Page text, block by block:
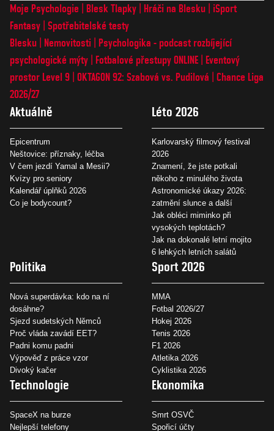
Moje Psychologie Blesk Tlapky Hráči na Blesku
iSport
Fantasy Spotřebitelské testy
Blesku
Nemovitosti
Psychologika - podcast rozbíjející
psychologické mýty
Fotbalové přestupy ONLINE
Eventový
prostor Level 9 OKTAGON 92: Szabová vs. Pudilová
Chance Liga
2026/27
Aktuálně
Epicentrum
Neštovice: příznaky, léčba
V čem jezdí Yamal a Mesii?
Kvízy pro seniory
Kalendář úplňků 2026
Co je bodycount?
Léto 2026
Karlovarský filmový festival
2026
Znamení, že jste potkali
někoho z minulého života
Astronomické úkazy 2026:
zatmění slunce a další
Jak obléci miminko při
vysokých teplotách?
Jak na dokonalé letní mojito
6 lehkých letních salátů
Politika
Nová superdávka: kdo na ní
dosáhne?
Sjezd sudetských Němců
Proč vláda zavádí EET?
Padni komu padni
Výpověď z práce vzor
Divoký kačer
Sport 2026
MMA
Fotbal 2026/27
Hokej 2026
Tenis 2026
F1 2026
Atletika 2026
Cyklistika 2026
Technologie
SpaceX na burze
Nejlepší telefony
Ekonomika
Smrt OSVČ
Spořicí účty